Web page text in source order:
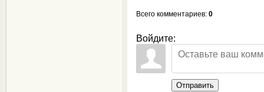
Всего комментариев: 0
Войдите:
Отправить